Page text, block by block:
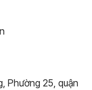
Phường 25, quận